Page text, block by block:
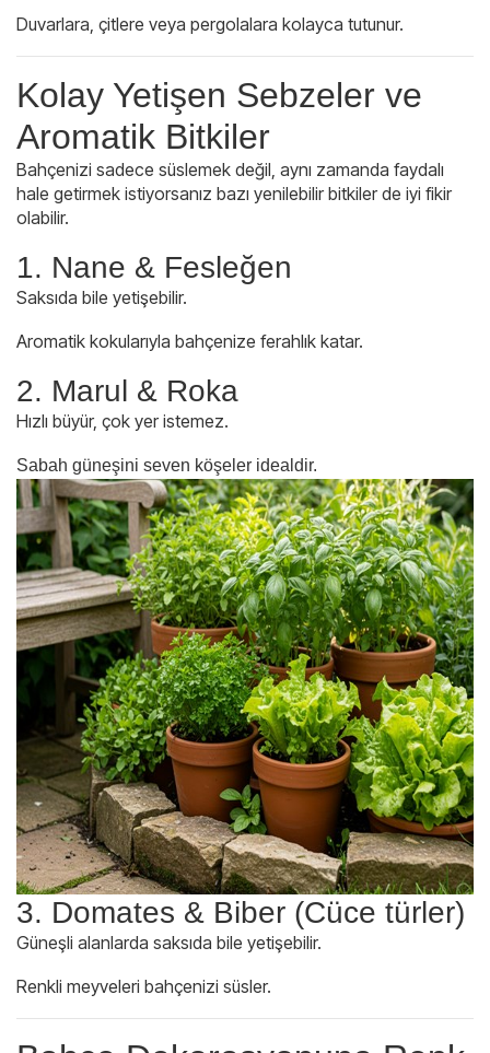
Duvarlara, çitlere veya pergolalara kolayca tutunur.
Kolay Yetişen Sebzeler ve
Aromatik Bitkiler
Bahçenizi sadece süslemek değil, aynı zamanda faydalı
hale getirmek istiyorsanız bazı yenilebilir bitkiler de iyi fikir
olabilir.
1. Nane & Fesleğen
Saksıda bile yetişebilir.
Aromatik kokularıyla bahçenize ferahlık katar.
2. Marul & Roka
Hızlı büyür, çok yer istemez.
Sabah güneşini seven köşeler idealdir.
3. Domates & Biber (Cüce türler)
Güneşli alanlarda saksıda bile yetişebilir.
Renkli meyveleri bahçenizi süsler.